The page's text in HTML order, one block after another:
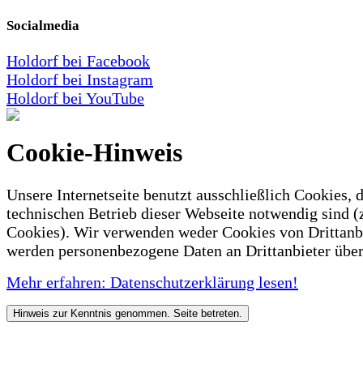
Socialmedia
Holdorf bei Facebook
Holdorf bei Instagram
Holdorf bei YouTube
Cookie-Hinweis
Unsere Internetseite benutzt ausschließlich Cookies,
technischen Betrieb dieser Webseite notwendig sind
Cookies). Wir verwenden weder Cookies von
werden personenbezogene Daten an Drittanbieter
Mehr erfahren: Datenschutzerklärung lesen!
Hinweis zur Kenntnis genommen. Seite betreten.